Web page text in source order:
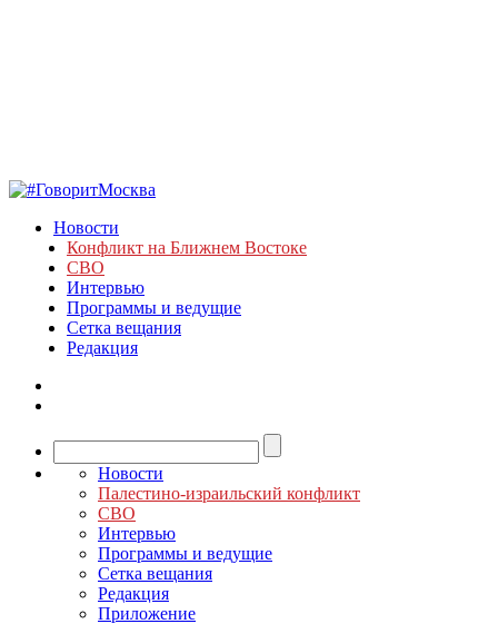
Новости
Конфликт на Ближнем Востоке
СВО
Интервью
Программы и ведущие
Сетка вещания
Редакция
Новости
Палестино-израильский конфликт
СВО
Интервью
Программы и ведущие
Сетка вещания
Редакция
Приложение